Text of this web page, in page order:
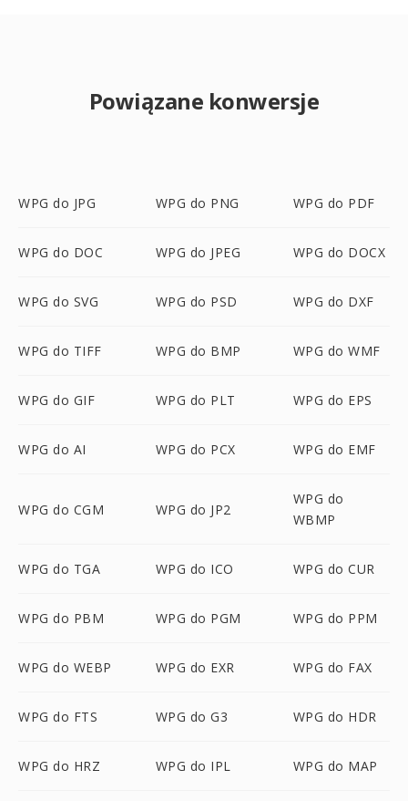
Powiązane konwersje
WPG do JPG WPG do PNG WPG do PDF
WPG do DOC WPG do JPEG WPG do DOCX
WPG do SVG WPG do PSD WPG do DXF
WPG do TIFF WPG do BMP WPG do WMF
WPG do GIF WPG do PLT WPG do EPS
WPG do AI WPG do PCX WPG do EMF
WPG do CGM WPG do JP2
WPG do
WBMP
WPG do TGA WPG do ICO WPG do CUR
WPG do PBM WPG do PGM WPG do PPM
WPG do WEBP WPG do EXR WPG do FAX
WPG do FTS WPG do G3 WPG do HDR
WPG do HRZ WPG do IPL WPG do MAP